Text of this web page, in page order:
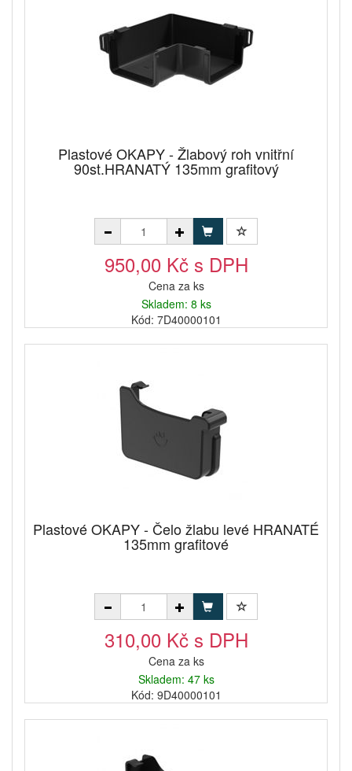
Plastové OKAPY - Žlabový roh vnitřní
90st.HRANATÝ 135mm grafitový
950,00 Kč s DPH
Cena za ks
Skladem: 8 ks
Kód: 7D40000101
Plastové OKAPY - Čelo žlabu levé HRANATÉ
135mm grafitové
310,00 Kč s DPH
Cena za ks
Skladem: 47 ks
Kód: 9D40000101